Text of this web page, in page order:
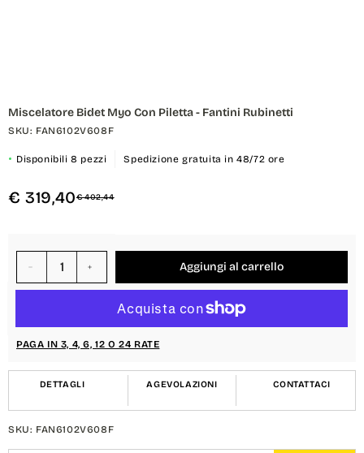
multimediali
in
modale
Miscelatore Bidet Myo Con Piletta - Fantini Rubinetti
SKU: FAN6102V608F
Disponibili 8 pezzi Spedizione gratuita in 48/72 ore
€ 319,40€ 402,44
Diminuisci
quantità
{{
product
quantità
{{
product
Aggiungi al carrello
PAGA IN 3, 4, 6, 12 O 24 RATE
DETTAGLI AGEVOLAZIONI CONTATTACI
SKU: FAN6102V608F